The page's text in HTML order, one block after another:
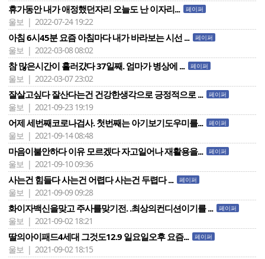
휴가동안 내가 애정했던자리 오늘도 난 이자리... 페이퍼
울보 | 2022-07-24 19:22
아침 6시45분 요즘 아침마다 내가 바라보는 시선 ... 페이퍼
울보 | 2022-03-08 08:02
참 많은시간이 흘러걌다 37일째. 엄마가 병상에 ... 페이퍼
울보 | 2022-03-07 23:02
잘살고싶다 잘산다는건 건강한생각으로 긍정적으로 ... 페이퍼
울보 | 2021-09-23 19:19
어제 세번째코로나검사. 첫번째는 아기보기도우미를... 페이퍼
울보 | 2021-09-14 08:48
마음이불안하다 이유 모르겠다 자고일어나 재활용을... 페이퍼
울보 | 2021-09-10 09:36
사는건 힘들다 사는건 어렵다 사는건 두렵다 ... 페이퍼
울보 | 2021-09-09 09:28
화이자백신을맞고 주사를맞기전. .최상의컨디션이기를 ... 페이퍼
울보 | 2021-09-02 18:21
딸의아이패드4세대 그것도12.9 일요일오후 요즘... 페이퍼
울보 | 2021-09-02 18:15